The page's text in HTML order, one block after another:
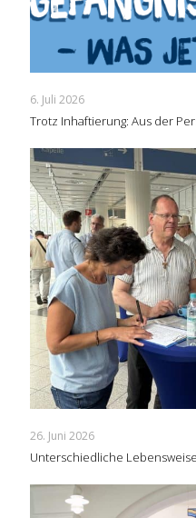
6. Juli 2026
Trotz Inhaftierung: Aus der
26. Juni 2026
Unterschiedliche